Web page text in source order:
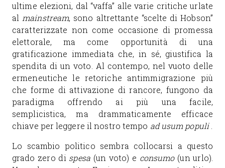
ultime elezioni, dal “vaffa” alle varie critiche urlate
al mainstream, sono altrettante “scelte di Hobson”
caratterizzate non come occasione di promessa
elettorale, ma come opportunità di una
gratificazione immediata che, in sé, giustifica la
spendita di un voto. Al contempo, nel vuoto delle
ermeneutiche le retoriche antimmigrazione più
che forme di attivazione di rancore, fungono da
paradigma offrendo ai più una facile,
semplicistica, ma drammaticamente efficace
chiave per leggere il nostro tempo ad usum populi.
Lo scambio politico sembra collocarsi a questo
grado zero di spesa(un voto) e consumo (un urlo).